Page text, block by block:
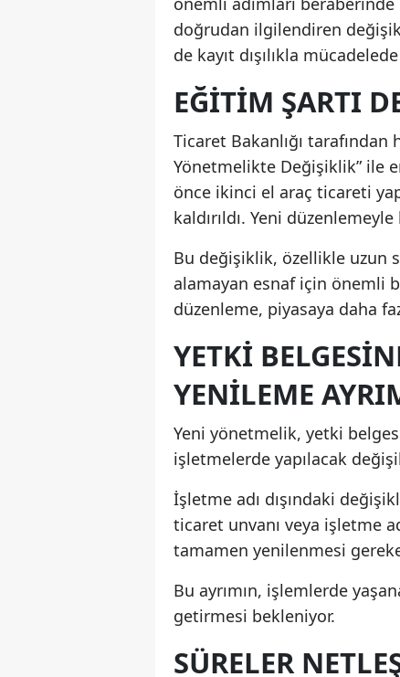
doğrudan ilgilendiren
de kayıt dışılıkla
EĞITIM ŞARTI
Ticaret Bakanlığı tarafından
Yönetmelikte Değişiklik” ile
önce ikinci el araç ticareti
kaldırıldı. Yeni
Bu değişiklik, özellikle uzun
alamayan esnaf için önemli
düzenleme, piyasaya daha
YETKI
YENILEME
Yeni yönetmelik, yetki
işletmelerde yapılacak
İşletme adı dışındaki
ticaret unvanı veya işletme
tamamen yenilenmesi
Bu ayrımın, işlemlerde
getirmesi bekleniyor.
SÜRELER